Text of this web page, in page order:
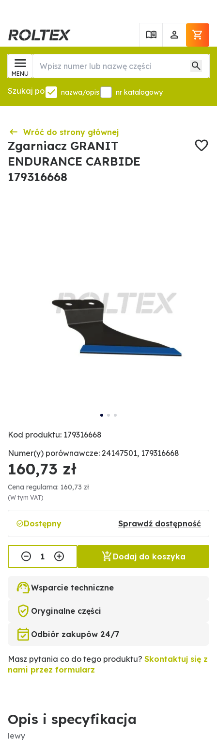
MENU
Szukaj po nazwa/opis nr katalogowy
Wróć do strony głównej
Zgarniacz GRANIT
ENDURANCE CARBIDE
179316668
Kod produktu: 179316668
Numer(y) porównawcze: 24147501, 179316668
160,73 zł
Cena regularna: 160,73 zł
(W tym VAT)
Dostępny Sprawdź dostępność
Dodaj do koszyka
Wsparcie techniczne
Oryginalne części
Odbiór zakupów 24/7
Masz pytania co do tego produktu? Skontaktuj się z
nami przez formularz
Opis i specyfikacja
lewy